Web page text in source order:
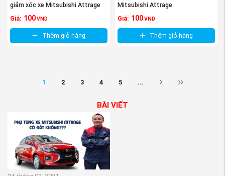
giảm xóc xe Mitsubishi Attrage
Giá: 100 VND
Thêm giỏ hàng
Mitsubishi Attrage
Giá: 100 VND
Thêm giỏ hàng
1 2 3 4 5 ...
BÀI VIẾT